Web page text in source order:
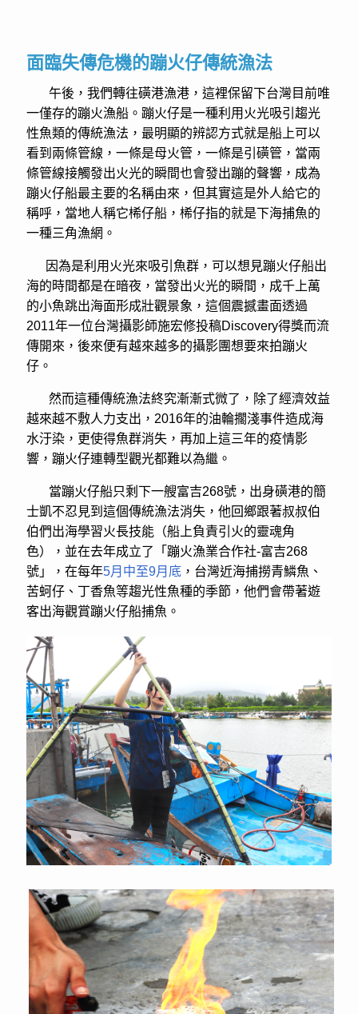
面臨失傳危機的蹦火仔傳統漁法
午後，我們轉往磺港漁港，這裡保留下台灣目前唯
一僅存的蹦火漁船。蹦火仔是一種利用火光吸引趨光
性魚類的傳統漁法，最明顯的辨認方式就是船上可以
看到兩條管線，一條是母火管，一條是引磺管，當兩
條管線接觸發出火光的瞬間也會發出蹦的聲響，成為
蹦火仔船最主要的名稱由來，但其實這是外人給它的
稱呼，當地人稱它桸仔船，桸仔指的就是下海捕魚的
一種三角漁網。
因為是利用火光來吸引魚群，可以想見蹦火仔船出
海的時間都是在暗夜，當發出火光的瞬間，成千上萬
的小魚跳出海面形成壯觀景象，這個震撼畫面透過
2011年一位台灣攝影師施宏修投稿Discovery得獎而流
傳開來，後來便有越來越多的攝影團想要來拍蹦火
仔。
然而這種傳統漁法終究漸漸式微了，除了經濟效益
越來越不敷人力支出，2016年的油輪擱淺事件造成海
水汙染，更使得魚群消失，再加上這三年的疫情影
響，蹦火仔連轉型觀光都難以為繼。
當蹦火仔船只剩下一艘富吉268號，出身磺港的簡
士凱不忍見到這個傳統漁法消失，他回鄉跟著叔叔伯
伯們出海學習火長技能（船上負責引火的靈魂角
色），並在去年成立了「蹦火漁業合作社-富吉268
號」，在每年5月中至9月底 ，台灣近海捕撈青鱗魚、
苦蚵仔、丁香魚等趨光性魚種的季節，他們會帶著遊
客出海觀賞蹦火仔船捕魚。